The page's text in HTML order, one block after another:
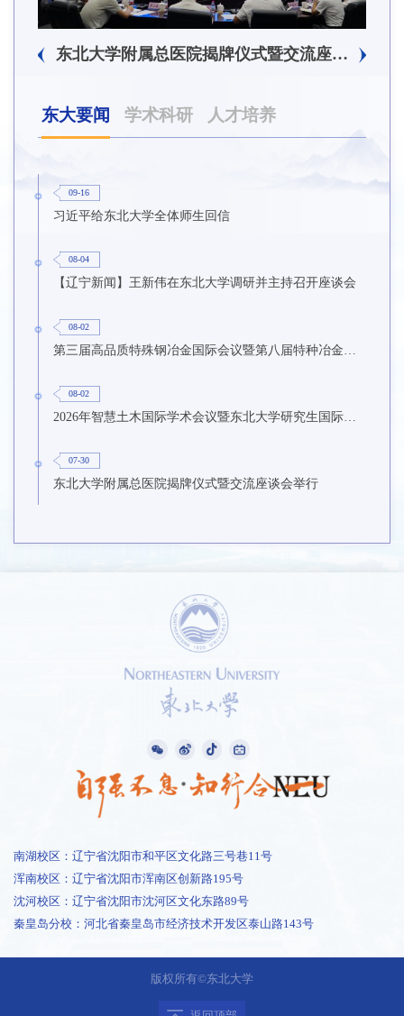
东北大学附属总医院揭牌仪式暨交流座谈会举行
东大要闻 学术科研 人才培养
09-16
习近平给东北大学全体师生回信
08-04
【辽宁新闻】王新伟在东北大学调研并主持召开座谈会
08-02
08-02
2026年智慧土木国际学术会议暨东北大学研究生国际暑期学校第九期在东北大学召开
07-30
东北大学附属总医院揭牌仪式暨交流座谈会举行
南湖校区：辽宁省沈阳市和平区文化路三号巷11号
浑南校区：辽宁省沈阳市浑南区创新路195号
沈河校区：辽宁省沈阳市沈河区文化东路89号
秦皇岛分校：河北省秦皇岛市经济技术开发区泰山路143号
版权所有©东北大学